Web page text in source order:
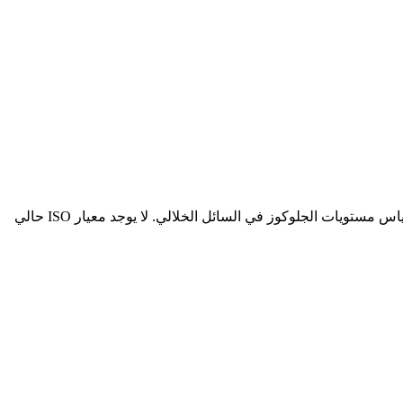
لا يعتبر نظام فري ستايل ليبري 2 بلس فلاش لمراقبة الجلوكوز المستمر مقياسًا للجلوكوز في الدم، ولكنه نظام مراقبة قائم على المجس لقياس مستويات الجلوكوز في السائل الخلالي. لا يوجد معيار ISO حالي